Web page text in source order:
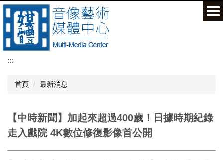
跳
到
要
內
容
:::
首頁 最新消息
【中時新聞】加起來超過400歲！日據時期紀錄
走入戲院 4K數位修復影像首公開